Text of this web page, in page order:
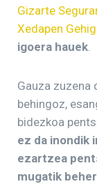
Gizarte
Xedapen
igoera hauek
Gauza zuzena
behingoz,
bidezkoa
ez da inondik
ezartzea
mugatik